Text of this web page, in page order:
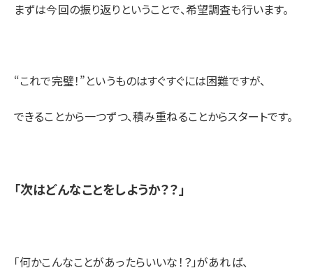
まずは今回の振り返りということで、希望調査も行います。
“これで完璧！”というものはすぐすぐには困難ですが、
できることから一つずつ、積み重ねることからスタートです。
「次はどんなことをしようか？？」
「何かこんなことがあったらいいな！？」があれば、